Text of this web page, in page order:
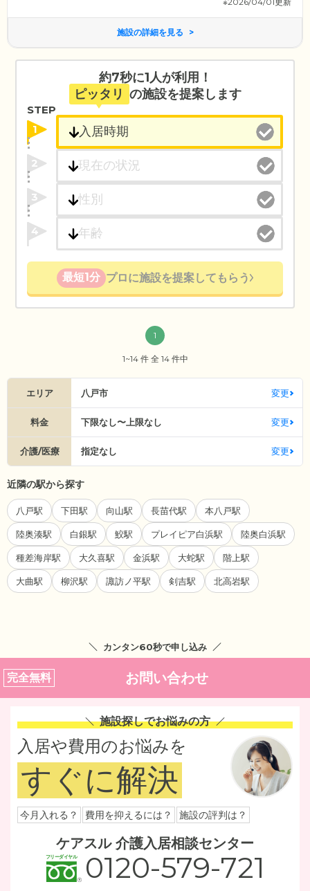
施設の詳細を見る
約7秒に1人が利用！
ピッタリ の施設を提案します
STEP
1
2
3
4
最短1分 プロに施設を提案してもらう
1
1~14 件 全 14 件中
エリア 八戸市 変更
料金 下限なし〜上限なし 変更
介護/医療 指定なし 変更
近隣の駅から探す
八戸駅 下田駅 向山駅 長苗代駅 本八戸駅
陸奥湊駅 白銀駅 鮫駅 プレイピア白浜駅 陸奥白浜駅
種差海岸駅 大久喜駅 金浜駅 大蛇駅 階上駅
大曲駅 柳沢駅 諏訪ノ平駅 剣吉駅 北高岩駅
カンタン60秒で申し込み
完全無料 お問い合わせ
施設探しでお悩みの方
入居や費用のお悩みを
すぐに解決
今月入れる？ 費用を抑えるには？ 施設の評判は？
ケアスル 介護入居相談センター
0120-579-721